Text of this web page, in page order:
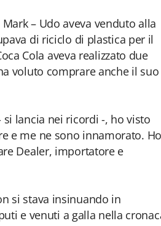
– Udo aveva venduto alla
di riciclo di plastica per il
Cola aveva realizzato due
voluto comprare anche il suo
si lancia nei ricordi -, ho visto
e me ne sono innamorato. Ho
Dealer, importatore e
si stava insinuando in
e venuti a galla nella